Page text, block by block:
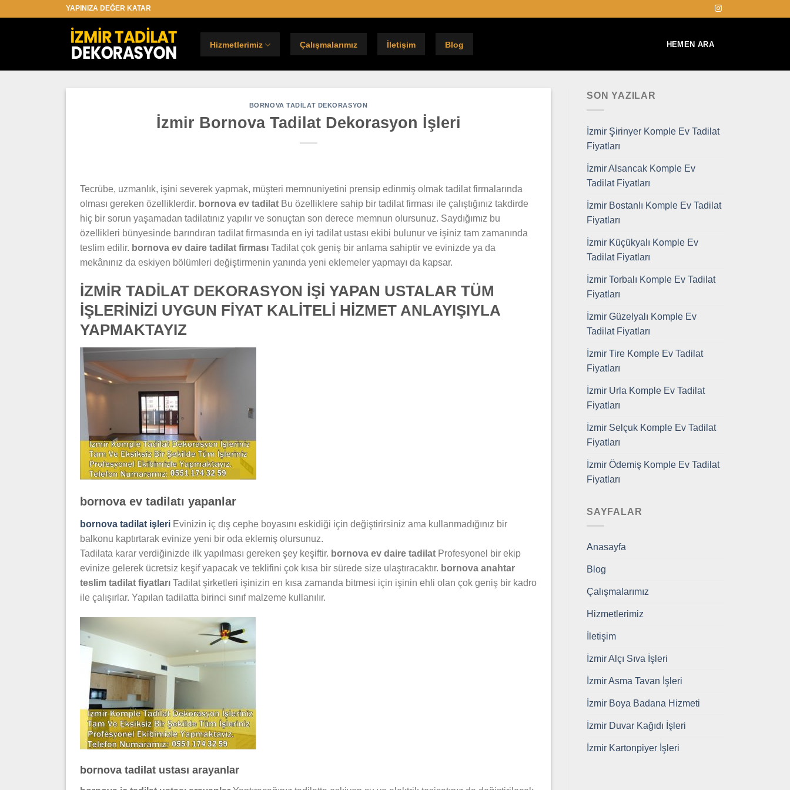
YAPINIZA DEĞER KATAR
Hizmetlerimiz Çalışmalarımız İletişim Blog HEMEN ARA
BORNOVA TADILAT DEKORASYON
İzmir Bornova Tadilat Dekorasyon İşleri
Tecrübe, uzmanlık, işini severek yapmak, müşteri memnuniyetini prensip edinmiş olmak tadilat firmalarında
olması gereken özelliklerdir. bornova ev tadilat Bu özelliklere sahip bir tadilat firması ile çalıştığınız takdirde
hiç bir sorun yaşamadan tadilatınız yapılır ve sonuçtan son derece memnun olursunuz. Saydığımız bu
özellikleri bünyesinde barındıran tadilat firmasında en iyi tadilat ustası ekibi bulunur ve işiniz tam zamanında
teslim edilir. bornova ev daire tadilat firması Tadilat çok geniş bir anlama sahiptir ve evinizde ya da
mekânınız da eskiyen bölümleri değiştirmenin yanında yeni eklemeler yapmayı da kapsar.
İZMİR TADİLAT DEKORASYON İŞİ YAPAN USTALAR TÜM
İŞLERİNİZİ UYGUN FİYAT KALİTELİ HİZMET ANLAYIŞIYLA
YAPMAKTAYIZ
bornova ev tadilatı yapanlar
bornova tadilat işleri Evinizin iç dış cephe boyasını eskidiği için değiştirirsiniz ama kullanmadığınız bir
balkonu kaptırtarak evinize yeni bir oda eklemiş olursunuz.
Tadilata karar verdiğinizde ilk yapılması gereken şey keşiftir. bornova ev daire tadilat Profesyonel bir ekip
evinize gelerek ücretsiz keşif yapacak ve teklifini çok kısa bir sürede size ulaştıracaktır. bornova anahtar
teslim tadilat fiyatları Tadilat şirketleri işinizin en kısa zamanda bitmesi için işinin ehli olan çok geniş bir kadro
ile çalışırlar. Yapılan tadilatta birinci sınıf malzeme kullanılır.
bornova tadilat ustası arayanlar
SON YAZILAR
İzmir Şirinyer Komple Ev Tadilat
Fiyatları
İzmir Alsancak Komple Ev
Tadilat Fiyatları
İzmir Bostanlı Komple Ev Tadilat
Fiyatları
İzmir Küçükyalı Komple Ev
Tadilat Fiyatları
İzmir Torbalı Komple Ev Tadilat
Fiyatları
İzmir Güzelyalı Komple Ev
Tadilat Fiyatları
İzmir Tire Komple Ev Tadilat
Fiyatları
İzmir Urla Komple Ev Tadilat
Fiyatları
İzmir Selçuk Komple Ev Tadilat
Fiyatları
İzmir Ödemiş Komple Ev Tadilat
Fiyatları
SAYFALAR
Anasayfa
Blog
Çalışmalarımız
Hizmetlerimiz
İletişim
İzmir Alçı Sıva İşleri
İzmir Asma Tavan İşleri
İzmir Boya Badana Hizmeti
İzmir Duvar Kağıdı İşleri
İzmir Kartonpiyer İşleri